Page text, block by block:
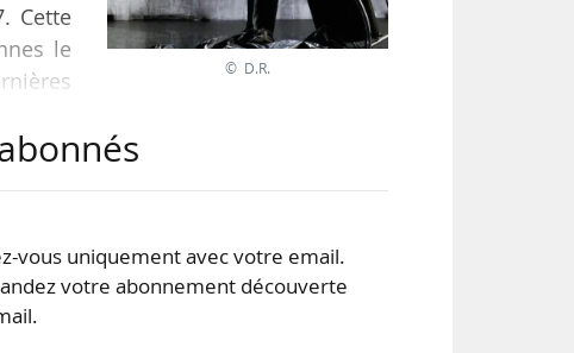
Cette
le
de
© D.R.
vous uniquement avec votre email.
votre abonnement découverte